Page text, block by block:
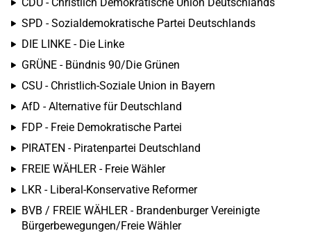
SPD - Sozialdemokratische Partei Deutschlands
DIE LINKE - Die Linke
GRÜNE - Bündnis 90/Die Grünen
CSU - Christlich-Soziale Union in Bayern
AfD - Alternative für Deutschland
FDP - Freie Demokratische Partei
PIRATEN - Piratenpartei Deutschland
FREIE WÄHLER - Freie Wähler
LKR - Liberal-Konservative Reformer
BVB / FREIE WÄHLER - Brandenburger Vereinigte
Bürgerbewegungen/Freie Wähler